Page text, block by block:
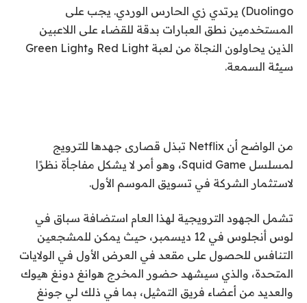
Duolingo) يرتدي زي الحارس الوردي. يجب على
المستخدمين نطق العبارات بدقة للقضاء على اللاعبين
الذين يحاولون النجاة من لعبة Red Light وGreen Light
سيئة السمعة.
من الواضح أن Netflix تبذل قصارى جهدها للترويج
لمسلسل Squid Game، وهو أمر لا يشكل مفاجأة نظرًا
لاستثمار الشركة في تسويق الموسم الأول.
تشمل الجهود الترويجية لهذا العام استضافة سباق في
لوس أنجلوس في 12 ديسمبر، حيث يمكن للمشجعين
التنافس للحصول على مقعد في العرض الأول في الولايات
المتحدة، والذي سيشهد حضور المخرج هوانغ دونغ هيوك
والعديد من أعضاء فريق التمثيل، بما في ذلك لي جونغ